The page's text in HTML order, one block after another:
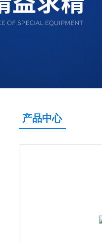
产品中心